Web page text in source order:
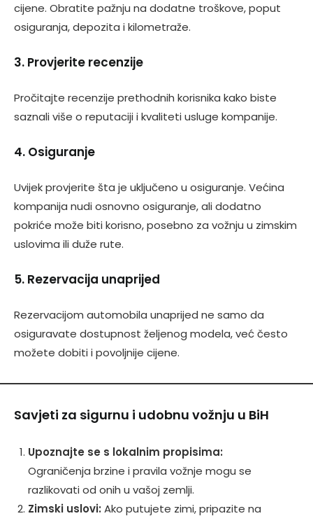
cijene. Obratite pažnju na dodatne troškove, poput
osiguranja, depozita i kilometraže.
3. Provjerite recenzije
Pročitajte recenzije prethodnih korisnika kako biste
saznali više o reputaciji i kvaliteti usluge kompanije.
4. Osiguranje
Uvijek provjerite šta je uključeno u osiguranje. Većina
kompanija nudi osnovno osiguranje, ali dodatno
pokriće može biti korisno, posebno za vožnju u zimskim
uslovima ili duže rute.
5. Rezervacija unaprijed
Rezervacijom automobila unaprijed ne samo da
osiguravate dostupnost željenog modela, već često
možete dobiti i povoljnije cijene.
Savjeti za sigurnu i udobnu vožnju u BiH
Upoznajte se s lokalnim propisima:
Ograničenja brzine i pravila vožnje mogu se
razlikovati od onih u vašoj zemlji.
Zimski uslovi: Ako putujete zimi, pripazite na